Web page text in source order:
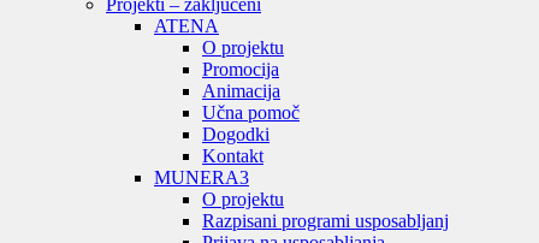
Projekti – zaključeni
ATENA
O projektu
Promocija
Animacija
Učna pomoč
Dogodki
Kontakt
MUNERA3
O projektu
Razpisani programi usposabljanj